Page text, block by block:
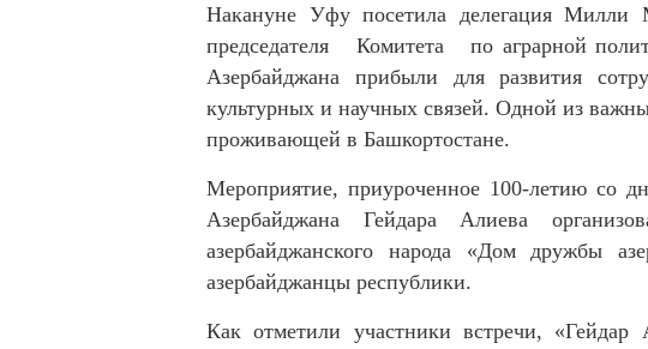
Накануне Уфу посетила делегация Милли
председателя Комитета по аграрной
Азербайджана прибыли для развития
культурных и научных связей. Одной из
проживающей в Башкортостане.
Мероприятие, приуроченное 100-летию со
Азербайджана Гейдара Алиева
азербайджанского народа «Дом дружбы
азербайджанцы республики.
Как отметили участники встречи,